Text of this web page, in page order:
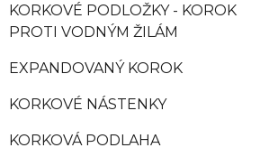
KORKOVÉ PODLOŽKY - KOROK
PROTI VODNÝM ŽILÁM
EXPANDOVANÝ KOROK
KORKOVÉ NÁSTENKY
KORKOVÁ PODLAHA